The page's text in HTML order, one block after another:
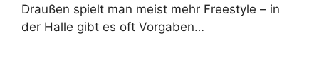
Draußen spielt man meist mehr Freestyle – in
der Halle gibt es oft Vorgaben…